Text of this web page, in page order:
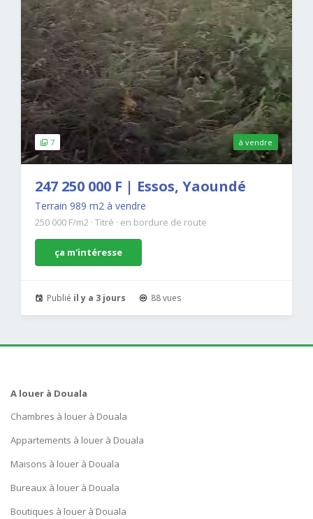
7 à vendre
247 250 000 F | Essos, Yaoundé
Terrain 989 m2 à vendre
250 000 F/m2 · Titré · en bordure de route
ça m'intéresse
Publié il y a 3 jours 88 vues
A louer à Douala
Chambres à louer à Douala
Appartements à louer à Douala
Maisons à louer à Douala
Bureaux à louer à Douala
Boutiques à louer à Douala